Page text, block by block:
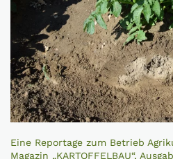
Eine Reportage zum Betrieb
Magazin „KARTOFFELBAU“,